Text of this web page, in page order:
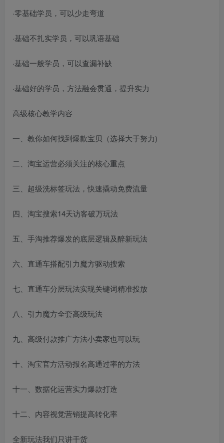
·零基础学员，可以少走弯道
·基础不扎实学员，可以巩语基础
·基础一般学员，可以查漏补缺
·基础好的学员，方法融会贯通，提升实力
高级核心教学内容
一、教你如何找到爆款宝贝（选择大于努力)
二、淘宝运营必须关注的核心重点
三、超级洗标签玩法，快速撬动免费流量
四、淘宝搜索14天访客破万玩法
五、手淘推荐爆发的底层逻辑及醉新玩法
六、直通车搭配引力魔方驱动搜索
七、直通车分层玩法实现关键词精准投放
八、引力魔方全套高级玩法
九、高级付款推广方法小卖家也可以玩
十、淘宝官方活动报名高通过率的方法
十一、数据化运营实力爆款打造
十二、内容视觉营销提高转化率
全新玩法我们只讲干货